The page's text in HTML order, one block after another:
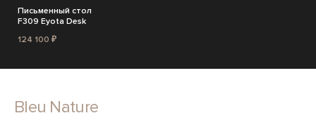
Письменный стол
F309 Eyota Desk
124 100 ₽
Bleu Nature